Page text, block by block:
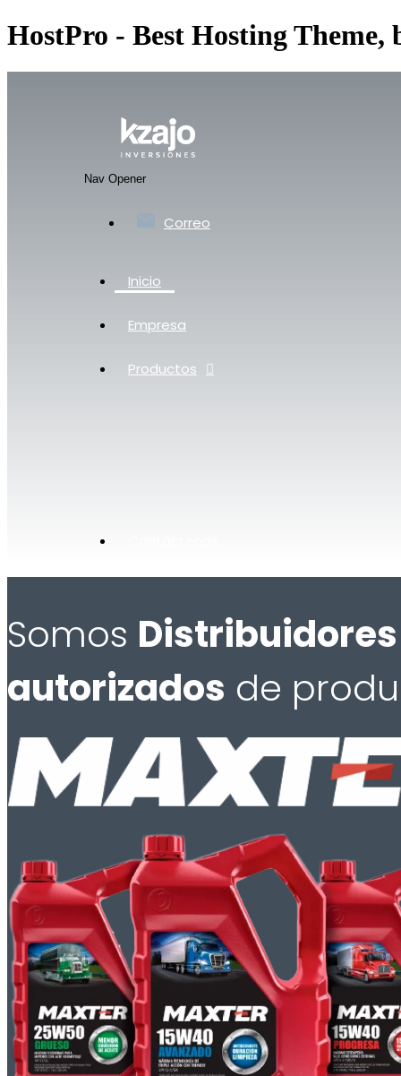
HostPro - Best Hosting Theme,
Nav Opener
Correo
Inicio
Empresa
Productos
Somos Distribuidores
autorizados de